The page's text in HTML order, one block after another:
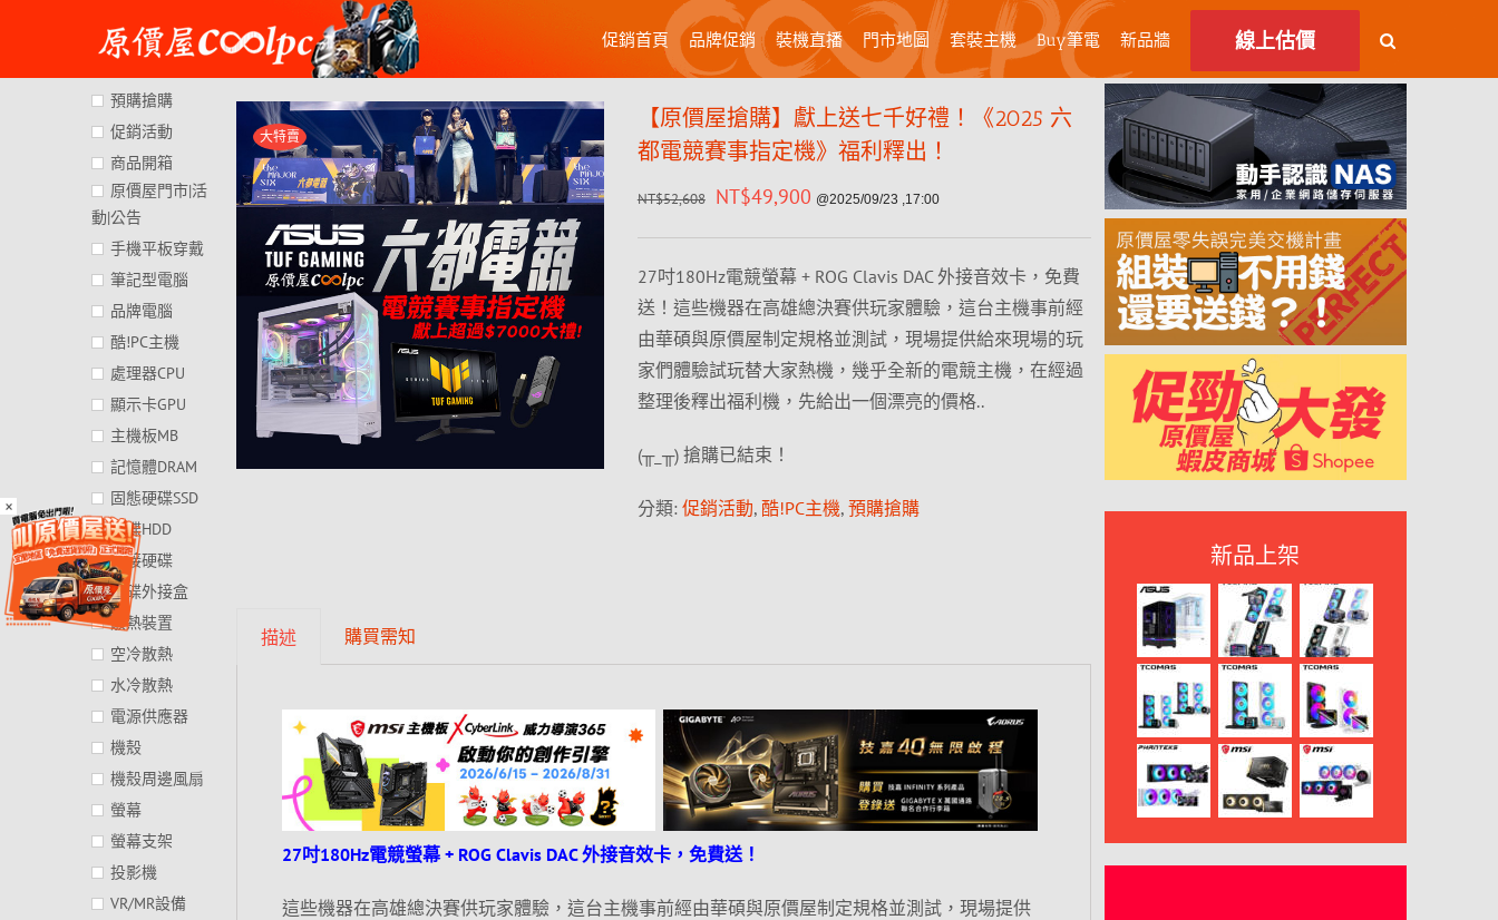
×
content
促銷首頁 品牌促銷 裝機直播 門市地圖 套裝主機 Buy筆電 新品牆 線上估價
大特賣
【原價屋搶購】獻上送七千好禮！《2025 六
都電競賽事指定機》福利釋出！
NT$52,608 NT$49,900 @2025/09/23 ,17:00
27吋180Hz電競螢幕 + ROG Clavis DAC 外接音效卡，免費
送！這些機器在高雄總決賽供玩家體驗，這台主機事前經
由華碩與原價屋制定規格並測試，現場提供給來現場的玩
家們體驗試玩替大家熱機，幾乎全新的電競主機，在經過
整理後釋出福利機，先給出一個漂亮的價格..
(╥_╥) 搶購已結束！
分類: 促銷活動, 酷!PC主機, 預購搶購
描述 購買需知
27吋180Hz電競螢幕 + ROG Clavis DAC 外接音效卡，免費送！
這些機器在高雄總決賽供玩家體驗，這台主機事前經由華碩與原價屋制定規格並測試，現場提供
預購搶購
促銷活動
商品開箱
原價屋門市|活
動|公告
手機平板穿戴
筆記型電腦
品牌電腦
酷!PC主機
處理器CPU
顯示卡GPU
主機板MB
記憶體DRAM
固態硬碟SSD
硬碟HDD
外接硬碟
硬碟外接盒
散熱裝置
空冷散熱
水冷散熱
電源供應器
機殼
機殼周邊風扇
螢幕
螢幕支架
投影機
VR/MR設備
新品上架